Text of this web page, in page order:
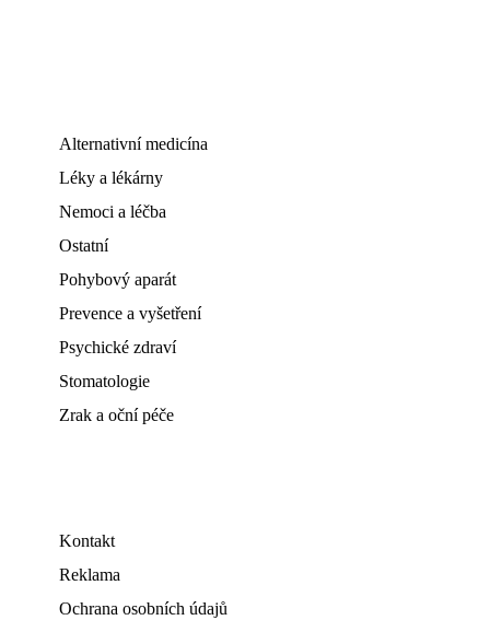
Alternativní medicína
Léky a lékárny
Nemoci a léčba
Ostatní
Pohybový aparát
Prevence a vyšetření
Psychické zdraví
Stomatologie
Zrak a oční péče
Kontakt
Reklama
Ochrana osobních údajů